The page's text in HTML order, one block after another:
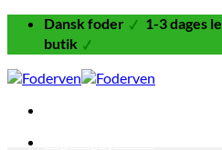
Fortsæt
indhold
Dansk foder 1-3 dages
butik